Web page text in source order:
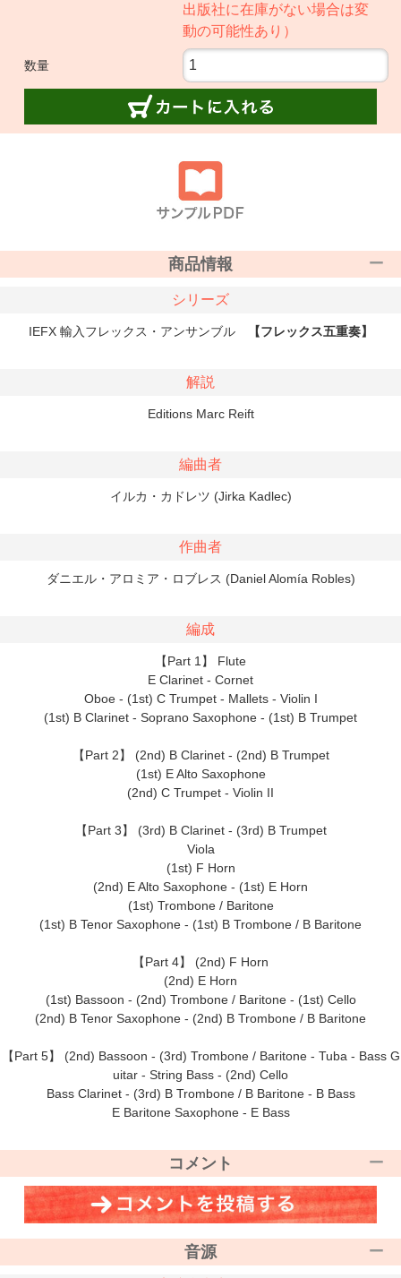
出版社に在庫がない場合は変
動の可能性あり）
数量
商品情報
シリーズ
IEFX 輸入フレックス・アンサンブル 【フレックス五重奏】
解説
Editions Marc Reift
編曲者
イルカ・カドレツ (Jirka Kadlec)
作曲者
ダニエル・アロミア・ロブレス (Daniel Alomía Robles)
編成
【Part 1】 Flute
E Clarinet - Cornet
Oboe - (1st) C Trumpet - Mallets - Violin I
(1st) B Clarinet - Soprano Saxophone - (1st) B Trumpet
【Part 2】 (2nd) B Clarinet - (2nd) B Trumpet
(1st) E Alto Saxophone
(2nd) C Trumpet - Violin II
【Part 3】 (3rd) B Clarinet - (3rd) B Trumpet
Viola
(1st) F Horn
(2nd) E Alto Saxophone - (1st) E Horn
(1st) Trombone / Baritone
(1st) B Tenor Saxophone - (1st) B Trombone / B Baritone
【Part 4】 (2nd) F Horn
(2nd) E Horn
(1st) Bassoon - (2nd) Trombone / Baritone - (1st) Cello
(2nd) B Tenor Saxophone - (2nd) B Trombone / B Baritone
【Part 5】 (2nd) Bassoon - (3rd) Trombone / Baritone - Tuba - Bass G
uitar - String Bass - (2nd) Cello
Bass Clarinet - (3rd) B Trombone / B Baritone - B Bass
E Baritone Saxophone - E Bass
コメント
音源